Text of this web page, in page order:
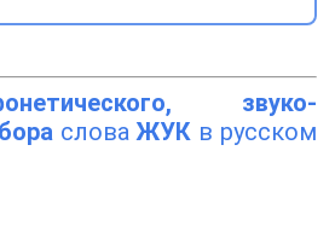
звуко-
словаЖУК в русском